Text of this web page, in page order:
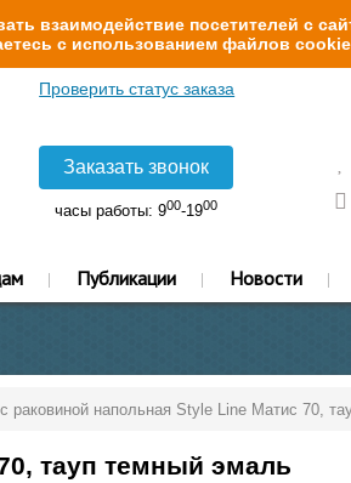
взаимодействие посетителей с
с использованием файлов
Проверить статус заказа
Заказать звонок
часы работы: 900-1900
Публикации Новости
раковиной напольная Style Line Матис 70,
тауп темный эмаль